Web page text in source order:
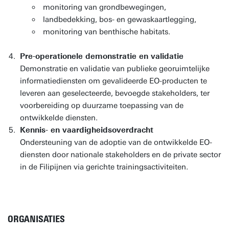
monitoring van grondbewegingen,
landbedekking, bos- en gewaskaartlegging,
monitoring van benthische habitats.
Pre-operationele demonstratie en validatie
Demonstratie en validatie van publieke georuimtelijke
informatiediensten om gevalideerde EO-producten te
leveren aan geselecteerde, bevoegde stakeholders, ter
voorbereiding op duurzame toepassing van de
ontwikkelde diensten.
Kennis- en vaardigheidsoverdracht
Ondersteuning van de adoptie van de ontwikkelde EO-
diensten door nationale stakeholders en de private sector
in de Filipijnen via gerichte trainingsactiviteiten.
ORGANISATIES